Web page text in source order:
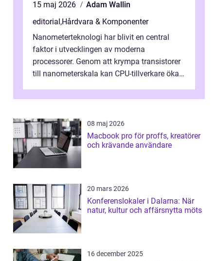
15 maj 2026
Adam Wallin
editorial,Hårdvara & Komponenter
Nanometerteknologi har blivit en central
faktor i utvecklingen av moderna
processorer. Genom att krympa transistorer
till nanometerskala kan CPU-tillverkare öka
08 maj 2026
Macbook pro för proffs, kreatörer
och krävande användare
20 mars 2026
Konferenslokaler i Dalarna: När
natur, kultur och affärsnytta möts
16 december 2025